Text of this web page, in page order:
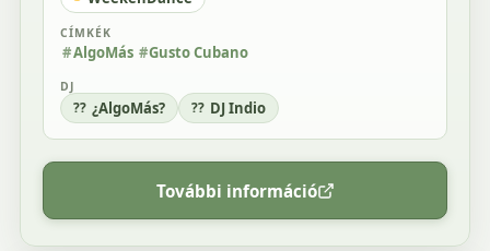
CÍMKÉK
AlgoMás Gusto Cubano
DJ
¿AlgoMás? DJ Indio
További információ